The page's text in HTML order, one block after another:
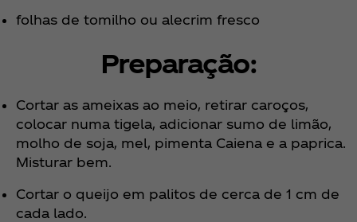
folhas de tomilho ou alecrim fresco
Preparação:
Cortar as ameixas ao meio, retirar caroços,
colocar numa tigela, adicionar sumo de limão,
molho de soja, mel, pimenta Caiena e a paprica.
Misturar bem.
Cortar o queijo em palitos de cerca de 1 cm de
cada lado.